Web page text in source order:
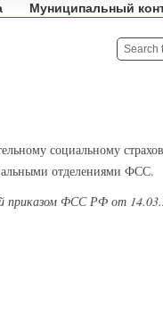
Муниципальный
социальному
отделениями ФСС.
приказом ФСС РФ от